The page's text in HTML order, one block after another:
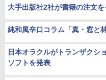
大手出版社2社が書籍の注文
純和風辛口コラム「真・窓と
日本オラクルがトランザクシ
ソフトを発表